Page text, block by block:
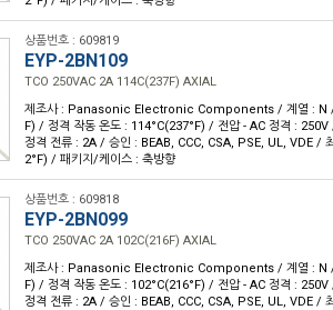
상품번호 : 609819
EYP-2BN109
TCO 250VAC 2A 114C(237F) AXIAL
제조사 : Panasonic Electronic Components / 계열 : N /
F) / 정격 작동 온도 : 114°C(237°F) / 전압 - AC 정격 :
정격 전류 : 2A / 승인 : BEAB, CCC, CSA, PSE, UL, VDE /
2°F) / 패키지/케이스 : 축방향
상품번호 : 609818
EYP-2BN099
TCO 250VAC 2A 102C(216F) AXIAL
제조사 : Panasonic Electronic Components / 계열 : N /
F) / 정격 작동 온도 : 102°C(216°F) / 전압 - AC 정격 :
정격 전류 : 2A / 승인 : BEAB, CCC, CSA, PSE, UL, VDE /